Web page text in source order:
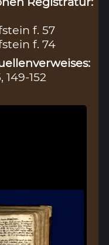
f. 57
f. 74
149-152